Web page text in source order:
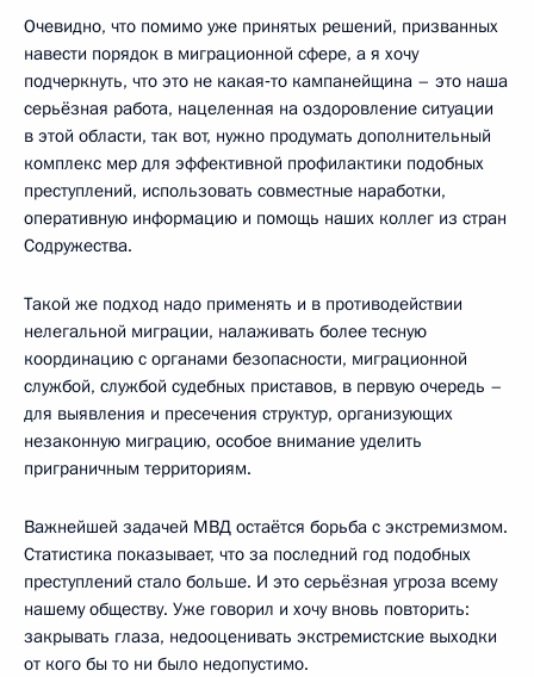
Очевидно, что помимо уже принятых решений, призванных
навести порядок в миграционной сфере, а я хочу
подчеркнуть, что это не какая‑то кампанейщина – это наша
серьёзная работа, нацеленная на оздоровление ситуации
в этой области, так вот, нужно продумать дополнительный
комплекс мер для эффективной профилактики подобных
преступлений, использовать совместные наработки,
оперативную информацию и помощь наших коллег из стран
Содружества.
Такой же подход надо применять и в противодействии
нелегальной миграции, налаживать более тесную
координацию с органами безопасности, миграционной
службой, службой судебных приставов, в первую очередь –
для выявления и пресечения структур, организующих
незаконную миграцию, особое внимание уделить
приграничным территориям.
Важнейшей задачей МВД остаётся борьба с экстремизмом.
Статистика показывает, что за последний год подобных
преступлений стало больше. И это серьёзная угроза всему
нашему обществу. Уже говорил и хочу вновь повторить:
закрывать глаза, недооценивать экстремистские выходки
от кого бы то ни было недопустимо.